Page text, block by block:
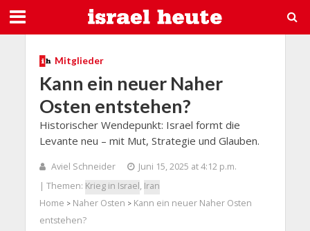
Mitglieder
Kann ein neuer Naher
Osten entstehen?
Historischer Wendepunkt: Israel formt die
Levante neu – mit Mut, Strategie und Glauben.
Aviel Schneider
Juni 15, 2025 at 4:12 p.m.
| Themen: Krieg in Israel, Iran
Home > Naher Osten > Kann ein neuer Naher Osten
entstehen?